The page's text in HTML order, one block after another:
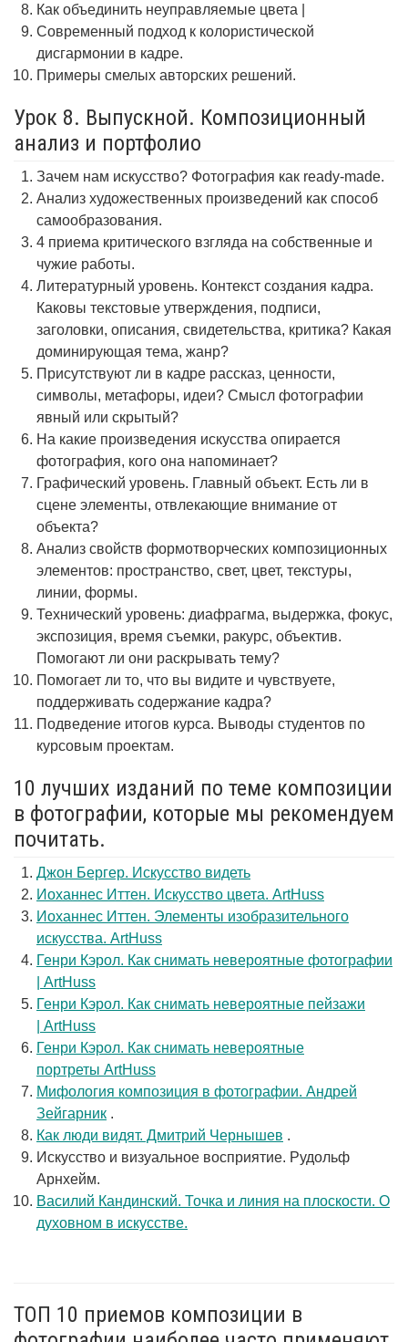
Как объединить неуправляемые цвета |
Современный подход к колористической
дисгармонии в кадре.
Примеры смелых авторских решений.
Урок 8. Выпускной. Композиционный
анализ и портфолио
Зачем нам искусство? Фотография как ready-made.
Анализ художественных произведений как способ
самообразования.
4 приема критического взгляда на собственные и
чужие работы.
Литературный уровень. Контекст создания кадра.
Каковы текстовые утверждения, подписи,
заголовки, описания, свидетельства, критика? Какая
доминирующая тема, жанр?
Присутствуют ли в кадре рассказ, ценности,
символы, метафоры, идеи? Смысл фотографии
явный или скрытый?
На какие произведения искусства опирается
фотография, кого она напоминает?
Графический уровень. Главный объект. Есть ли в
сцене элементы, отвлекающие внимание от
объекта?
Анализ свойств формотворческих композиционных
элементов: пространство, свет, цвет, текстуры,
линии, формы.
Технический уровень: диафрагма, выдержка, фокус,
экспозиция, время съемки, ракурс, объектив.
Помогают ли они раскрывать тему?
Помогает ли то, что вы видите и чувствуете,
поддерживать содержание кадра?
Подведение итогов курса. Выводы студентов по
курсовым проектам.
10 лучших изданий по теме композиции
в фотографии, которые мы рекомендуем
почитать.
Джон Бергер. Искусство видеть
Иоханнес Иттен. Искусство цвета. ArtHuss
Иоханнес Иттен. Элементы изобразительного
искусства. ArtHuss
Генри Кэрол. Как снимать невероятные фотографии
| ArtHuss
Генри Кэрол. Как снимать невероятные пейзажи
| ArtHuss
Генри Кэрол. Как снимать невероятные
портреты ArtHuss
Мифология композиция в фотографии. Андрей
Зейгарник .
Как люди видят. Дмитрий Чернышев .
Искусство и визуальное восприятие. Рудольф
Арнхейм.
Василий Кандинский. Точка и линия на плоскости. О
духовном в искусстве.
ТОП 10 приемов композиции в